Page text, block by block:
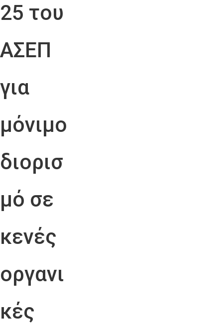
25 του
ΑΣΕΠ
για
μόνιμο
διορισ
μό σε
κενές
οργανι
κές